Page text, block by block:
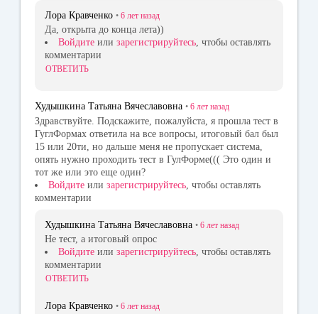
Лора Кравченко • 6 лет назад
Да, открыта до конца лета))
Войдите или зарегистрируйтесь, чтобы оставлять
комментарии
ОТВЕТИТЬ
Худышкина Татьяна Вячеславовна • 6 лет назад
Здравствуйте. Подскажите, пожалуйста, я прошла тест в
ГуглФормах ответила на все вопросы, итоговый бал был
15 или 20ти, но дальше меня не пропускает система,
опять нужно проходить тест в ГулФорме((( Это один и
тот же или это еще один?
Войдите или зарегистрируйтесь , чтобы оставлять
комментарии
Худышкина Татьяна Вячеславовна • 6 лет назад
Не тест, а итоговый опрос
Войдите или зарегистрируйтесь, чтобы оставлять
комментарии
ОТВЕТИТЬ
Лора Кравченко • 6 лет назад